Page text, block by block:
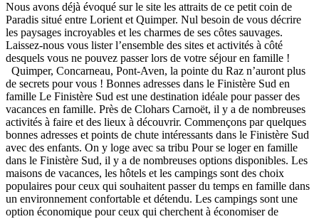
Nous avons déjà évoqué sur le site les attraits de ce petit coin de
Paradis situé entre Lorient et Quimper. Nul besoin de vous décrire
les paysages incroyables et les charmes de ses côtes sauvages.
Laissez-nous vous lister l’ensemble des sites et activités à côté
desquels vous ne pouvez passer lors de votre séjour en famille !
Quimper, Concarneau, Pont-Aven, la pointe du Raz n’auront plus
de secrets pour vous ! Bonnes adresses dans le Finistère Sud en
famille Le Finistère Sud est une destination idéale pour passer des
vacances en famille. Près de Clohars Carnoët, il y a de nombreuses
activités à faire et des lieux à découvrir. Commençons par quelques
bonnes adresses et points de chute intéressants dans le Finistère Sud
avec des enfants. On y loge avec sa tribu Pour se loger en famille
dans le Finistère Sud, il y a de nombreuses options disponibles. Les
maisons de vacances, les hôtels et les campings sont des choix
populaires pour ceux qui souhaitent passer du temps en famille dans
un environnement confortable et détendu. Les campings sont une
option économique pour ceux qui cherchent à économiser de